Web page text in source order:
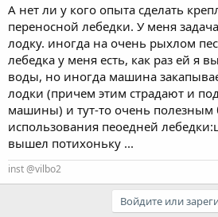
А нет ли у кого опыта сделать
переносной лебедки. У меня
лодку. иногда на очень рыхлом
лебедка у меня есть, как раз ей я
воды, но иногда машина
лодки (причем этим страдают и
машины) и тут-то очень
использования пеоедней
вышел потихоньку ...
inst @vilbo2
Войдите или